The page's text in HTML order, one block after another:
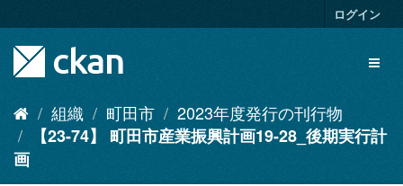
キ
ログイン
組織 町田市
2023年度発行の刊行物
【23-74】 町田市産業振興計画19-28_後期実行計
画